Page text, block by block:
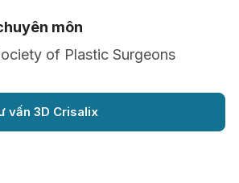
môn
of Plastic Surgeons
vấn 3D Crisalix